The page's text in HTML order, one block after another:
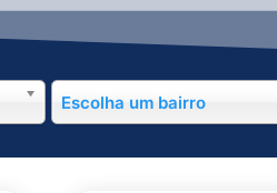
Escolha um bairro